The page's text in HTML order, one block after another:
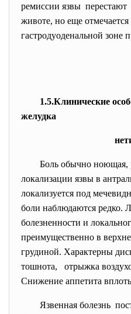
ремиссии язвы перестают
животе, но еще
гастродуоденальной зоне
1.5.Клинические
желудка
Боль обычно ноющая,
локализации язвы в
локализуется под
боли наблюдаются редко.
болезненности и
преимущественно в
грудиной. Характерны
тошнота, отрыжка
Снижение аппетита
Язвенная болезнь